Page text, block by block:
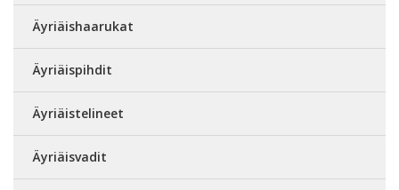
Äyriäishaarukat
Äyriäispihdit
Äyriäistelineet
Äyriäisvadit